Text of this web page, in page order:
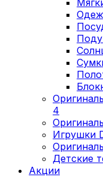
4
Игрушки
Детские
Акции